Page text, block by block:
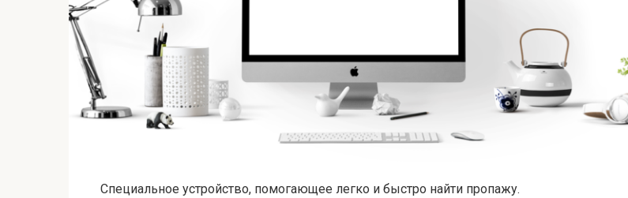
Специальное устройство, помогающее легко и быстро найти пропажу.